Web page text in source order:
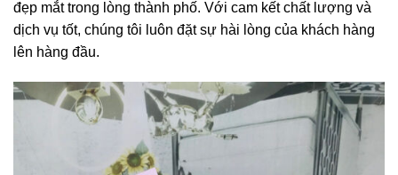
đẹp mắt trong lòng thành phố. Với cam kết chất lượng và
dịch vụ tốt, chúng tôi luôn đặt sự hài lòng của khách hàng
lên hàng đầu.